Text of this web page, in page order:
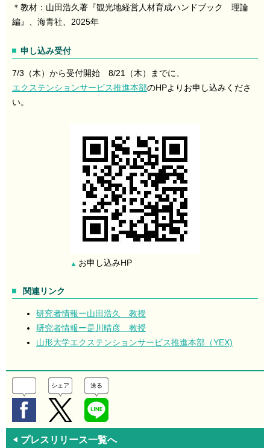
＊教材：山田浩久著『観光地経営人材育成ハンドブック 理論
編』、海青社、2025年
申し込み受付
7/3（木）から受付開始 8/21（木）までに、
エクステンションサービス推進本部のHPよりお申し込みくださ
い。
▲ お申し込みHP
関連リンク
研究者情報ー山田浩久 教授
研究者情報ー是川晴彦 教授
山形大学エクステンションサービス推進本部（YEX)
シェア 送る
◀ プレスリリース一覧へ